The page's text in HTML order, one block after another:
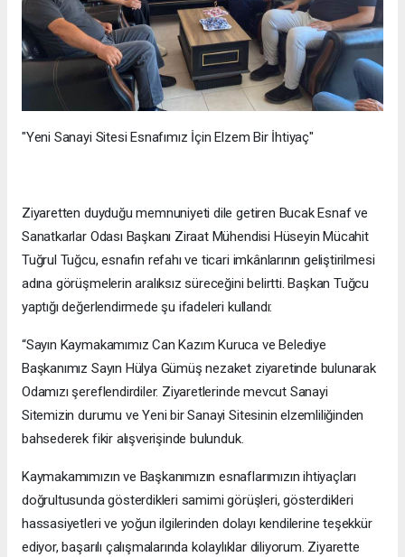
"Yeni Sanayi Sitesi Esnafımız İçin Elzem Bir İhtiyaç"
Ziyaretten duyduğu memnuniyeti dile getiren Bucak Esnaf ve
Sanatkarlar Odası Başkanı Ziraat Mühendisi Hüseyin Mücahit
Tuğrul Tuğcu, esnafın refahı ve ticari imkânlarının geliştirilmesi
adına görüşmelerin aralıksız süreceğini belirtti. Başkan Tuğcu
yaptığı değerlendirmede şu ifadeleri kullandı:
“Sayın Kaymakamımız Can Kazım Kuruca ve Belediye
Başkanımız Sayın Hülya Gümüş nezaket ziyaretinde bulunarak
Odamızı şereflendirdiler. Ziyaretlerinde mevcut Sanayi
Sitemizin durumu ve Yeni bir Sanayi Sitesinin elzemliliğinden
bahsederek fikir alışverişinde bulunduk.
Kaymakamımızın ve Başkanımızın esnaflarımızın ihtiyaçları
doğrultusunda gösterdikleri samimi görüşleri, gösterdikleri
hassasiyetleri ve yoğun ilgilerinden dolayı kendilerine teşekkür
ediyor, başarılı çalışmalarında kolaylıklar diliyorum. Ziyarette